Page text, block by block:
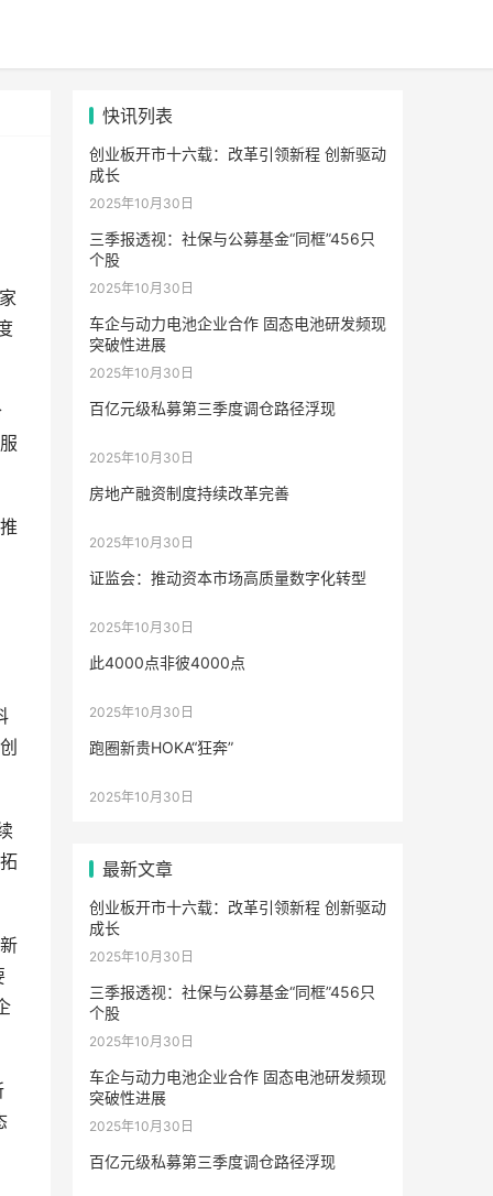
快讯列表
创业板开市十六载：改革引领新程 创新驱动
成长
2025年10月30日
三季报透视：社保与公募基金“同框”456只
个股
2025年10月30日
车企与动力电池企业合作 固态电池研发频现
突破性进展
2025年10月30日
百亿元级私募第三季度调仓路径浮现
2025年10月30日
房地产融资制度持续改革完善
2025年10月30日
证监会：推动资本市场高质量数字化转型
2025年10月30日
此4000点非彼4000点
2025年10月30日
跑圈新贵HOKA“狂奔”
2025年10月30日
最新文章
创业板开市十六载：改革引领新程 创新驱动
成长
2025年10月30日
三季报透视：社保与公募基金“同框”456只
个股
2025年10月30日
车企与动力电池企业合作 固态电池研发频现
突破性进展
2025年10月30日
百亿元级私募第三季度调仓路径浮现